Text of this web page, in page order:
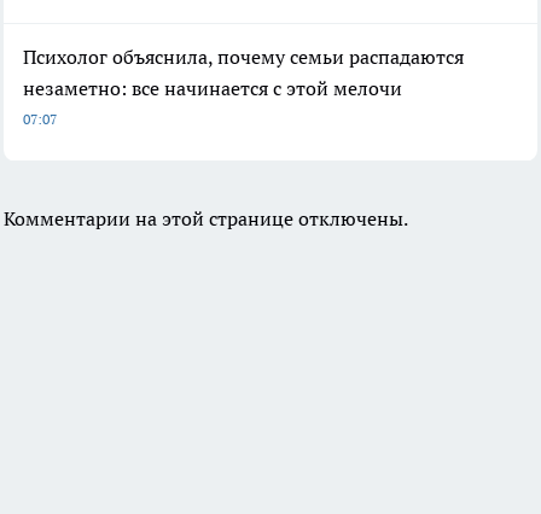
Психолог объяснила, почему семьи распадаются
незаметно: все начинается с этой мелочи
07:07
Комментарии на этой странице отключены.